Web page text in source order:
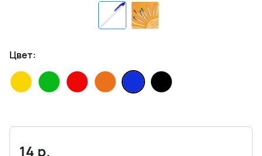
Цвет:
14 р.